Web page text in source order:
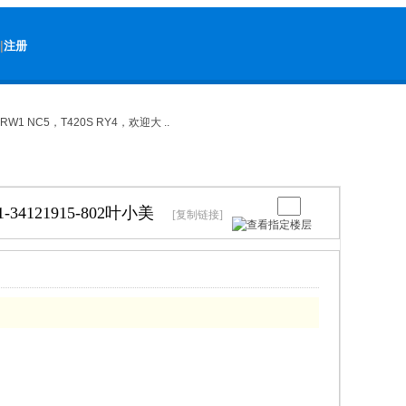
注册
NC5，T420S RY4，欢迎大 ..
802叶小美 [复制链接]